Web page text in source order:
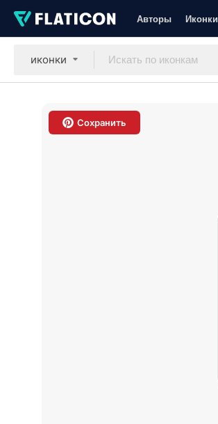
Авторы Иконки
иконки
Сохранить